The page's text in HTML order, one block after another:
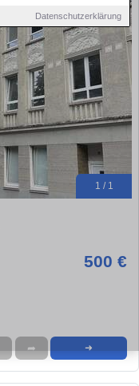
Datenschutzerklärung
1 / 1
500 €
➦ ➜